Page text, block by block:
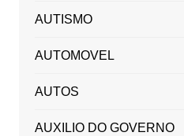
AUTISMO
AUTOMOVEL
AUTOS
AUXILIO DO GOVERNO